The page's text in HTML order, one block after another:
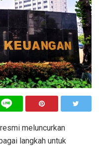
meluncurkan
langkah untuk